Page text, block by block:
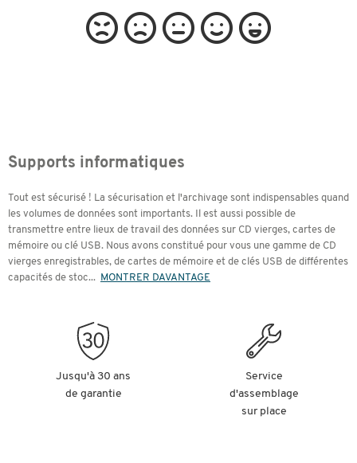
Supports informatiques
Tout est sécurisé ! La sécurisation et l'archivage sont indispensables quand
les volumes de données sont importants. Il est aussi possible de
transmettre entre lieux de travail des données sur CD vierges, cartes de
mémoire ou clé USB. Nous avons constitué pour vous une gamme de CD
vierges enregistrables, de cartes de mémoire et de clés USB de différentes
capacités de stoc... MONTRER DAVANTAGE
Jusqu'à 30 ans
de garantie
Service
d'assemblage
sur place